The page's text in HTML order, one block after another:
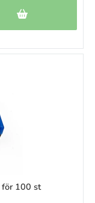
för 100 st